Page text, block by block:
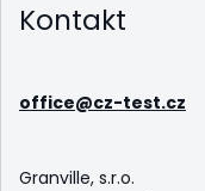
Kontakt
office@cz-test.cz
Granville, s.r.o.